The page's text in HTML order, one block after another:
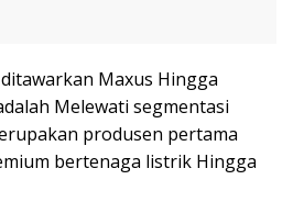
Maxus Hingga
Melewati segmentasi
produsen pertama
bertenaga listrik Hingga